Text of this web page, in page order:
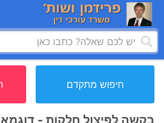
חיפוש מתקדם
בקשה לפיצול חלקות -